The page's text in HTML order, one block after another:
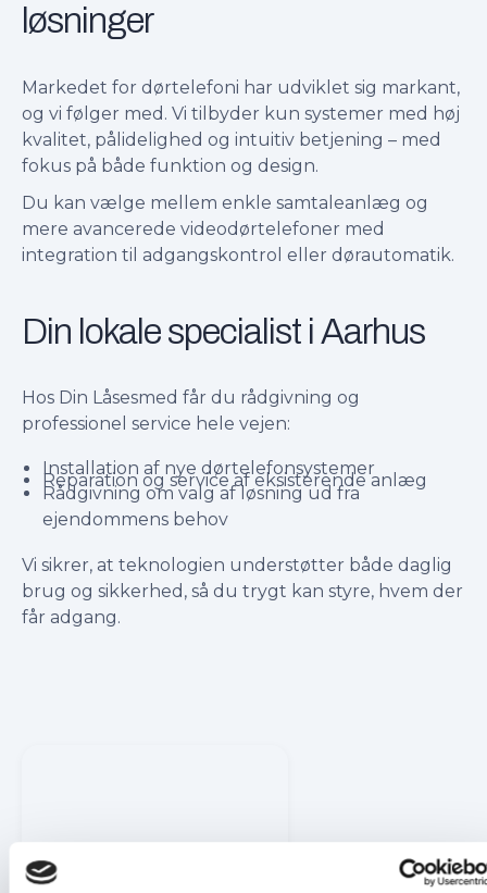
løsninger
Markedet for dørtelefoni har udviklet sig markant,
og vi følger med. Vi tilbyder kun systemer med høj
kvalitet, pålidelighed og intuitiv betjening – med
fokus på både funktion og design.
Du kan vælge mellem enkle samtaleanlæg og
mere avancerede videodørtelefoner med
integration til adgangskontrol eller dørautomatik.
Din lokale specialist i Aarhus
Hos Din Låsesmed får du rådgivning og
professionel service hele vejen:
Installation af nye dørtelefonsystemer
Reparation og service af eksisterende anlæg
Rådgivning om valg af løsning ud fra
ejendommens behov
Vi sikrer, at teknologien understøtter både daglig
brug og sikkerhed, så du trygt kan styre, hvem der
får adgang.